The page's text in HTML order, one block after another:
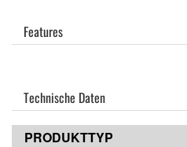
Features
Technische Daten
PRODUKTTYP